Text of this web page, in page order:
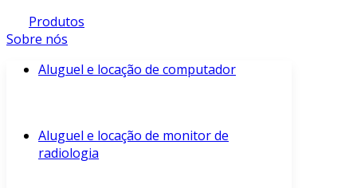
Produtos
Sobre nós
Aluguel e locação de computador
Aluguel e locação de monitor de
radiologia